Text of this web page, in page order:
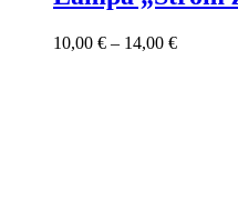
10,00 € – 14,00 €Price